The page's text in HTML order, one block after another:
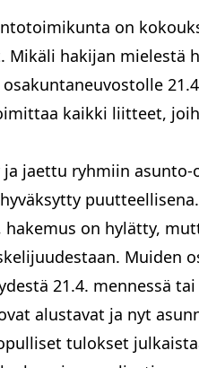
on
Mikäli hakijan mielestä
kaikki liitteet,
jaettu ryhmiin
on hylätty,
Muiden
21.4. mennessä
alustavat ja nyt
tulokset